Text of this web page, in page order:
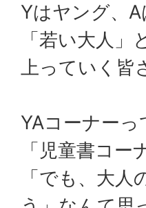
Yはヤング、
「若い大人
上っていく皆
YAコーナーっ
「児童書コ
「でも、大